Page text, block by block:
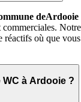
deArdooie
commerciales. Notre
réactifs où que vous
à Ardooie ?